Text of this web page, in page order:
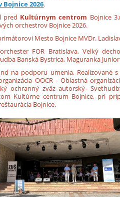
2026.
pred Kultúrnym centrom Bojnice
orchestrov Bojnice 2026.
Mesto Bojnice MVDr.
FOR Bratislava, Velký
Banská Bystrica, Maguranka Junior
na podporu umenia, Realizované
OOCR - Oblastná
ochranný zväz autorský-
Kultúrne centrum Bojnice, pri
Bojnice.